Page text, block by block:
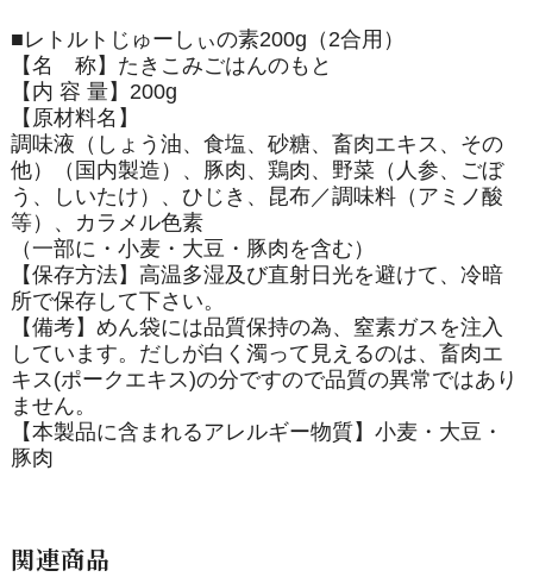
■レトルトじゅーしぃの素200g（2合用）
【名 称】たきこみごはんのもと
【内 容 量】200g
【原材料名】
調味液（しょう油、食塩、砂糖、畜肉エキス、その
他）（国内製造）、豚肉、鶏肉、野菜（人参、ごぼ
う、しいたけ）、ひじき、昆布／調味料（アミノ酸
等）、カラメル色素
（一部に・小麦・大豆・豚肉を含む）
【保存方法】高温多湿及び直射日光を避けて、冷暗
所で保存して下さい。
【備考】めん袋には品質保持の為、窒素ガスを注入
しています。だしが白く濁って見えるのは、畜肉エ
キス(ポークエキス)の分ですので品質の異常ではあり
ません。
【本製品に含まれるアレルギー物質】小麦・大豆・
豚肉
関連商品